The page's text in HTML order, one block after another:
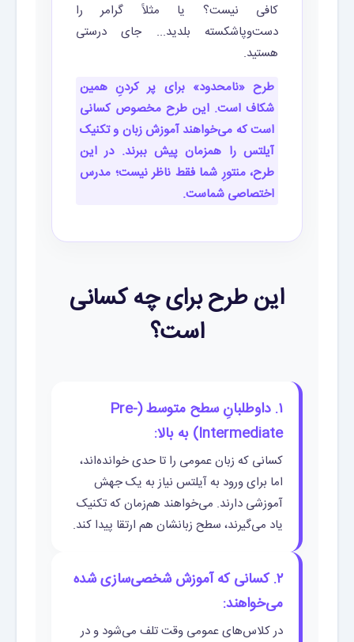
کافی نیست؟ یا مثلاََ گرامر را
دست‌وپاشکسته بلدید... جای درستی
هستید.
طرح «نامحدود» برای پر کردنِ همین
شکاف است. این طرح مخصوص کسانی
است که می‌خواهند آموزش زبان و تکنیک
آیلتس را همزمان پیش ببرند. در این
طرح، منتورِ شما فقط ناظر نیست؛ مدرس
اختصاصی شماست.
این طرح برای چه کسانی
است؟
۱. داوطلبانِ سطح متوسط (Pre-
Intermediate) به بالا:
کسانی که زبان عمومی را تا حدی خوانده‌اند،
اما برای ورود به آیلتس نیاز به یک جهش
آموزشی دارند. می‌خواهند هم‌زمان که تکنیک
یاد می‌گیرند، سطح زبانشان هم ارتقا پیدا کند.
۲. کسانی که آموزش شخصی‌سازی شده
می‌خواهند:
در کلاس‌های عمومی وقت تلف می‌شود و در